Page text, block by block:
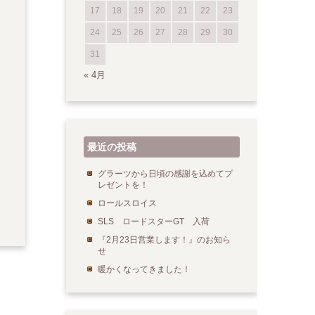
17 18 19 20 21 22 23
24 25 26 27 28 29 30
31
« 4月
最近の投稿
グラーツから日頃の感謝を込めてプ
レゼントを！
ロールスロイス
SLS ロードスターGT 入荷
『2月23日営業します！』のお知ら
せ
暖かくなってきました！